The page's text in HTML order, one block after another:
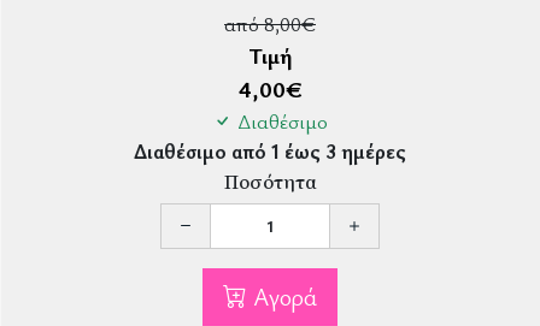
από 8,00€
Τιμή
4,00€
Διαθέσιμο
Διαθέσιμο από 1 έως 3 ημέρες
Ποσότητα
Αγορά